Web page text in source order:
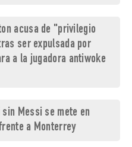
acusa de "privilegio
ser expulsada por
a la jugadora antiwoke
Messi se mete en
a Monterrey